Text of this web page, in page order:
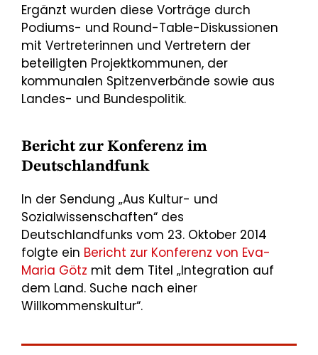
Ergänzt wurden diese Vorträge durch
Podiums- und Round-Table-Diskussionen
mit Vertreterinnen und Vertretern der
beteiligten Projektkommunen, der
kommunalen Spitzenverbände sowie aus
Landes- und Bundespolitik.
Bericht zur Konferenz im
Deutschlandfunk
In der Sendung „Aus Kultur- und
Sozialwissenschaften“ des
Deutschlandfunks vom 23. Oktober 2014
folgte ein Bericht zur Konferenz von Eva-
Maria Götz mit dem Titel „Integration auf
dem Land. Suche nach einer
Willkommenskultur“.